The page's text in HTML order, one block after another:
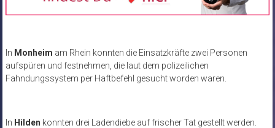
In Monheim am Rhein konnten die Einsatzkräfte zwei Personen
aufspüren und festnehmen, die laut dem polizeilichen
Fahndungssystem per Haftbefehl gesucht worden waren.
In Hilden konnten drei Ladendiebe auf frischer Tat gestellt werden.